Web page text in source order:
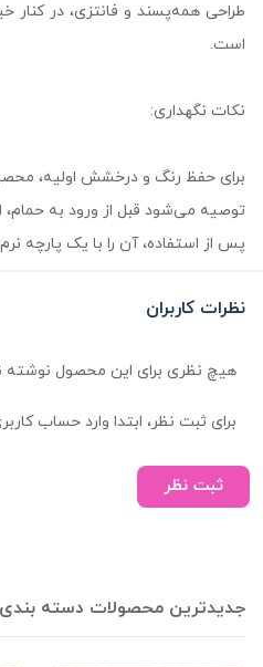
طراحی همه‌پسند و فانتزی، در کنار
است.
نکات نگهداری:
برای حفظ رنگ و درخشش اولیه،
توصیه می‌شود قبل از ورود به حمام،
پس از استفاده، آن را با یک پارچه
نظرات کاربران
هیچ نظری برای این محصول
برای ثبت نظر، ابتدا وارد حساب
ثبت نظر
جدیدترین محصولات دسته بندی